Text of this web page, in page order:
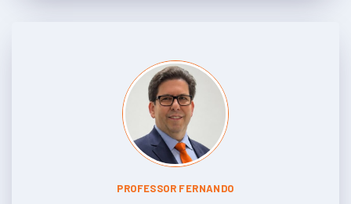
PROFESSOR FERNANDO